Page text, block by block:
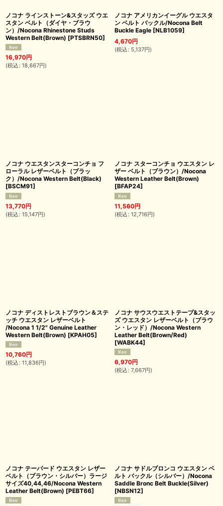
ノコナ ラインストーン&スタッズ ウエ
スタン ベルト（ダイヤ・ブラウ
ン）/Nocona Rhinestone Studs
Western Belt(Brown) [PTSBRN50]
16,970円
(税込 : 18,667円)
ノコナ アメリカンイーグル ウエスタ
ン ベルト バックル/Nocona Belt
Buckle Eagle [NLB1059]
4,670円
(税込 : 5,137円)
ノコナ ウエスタンスターコンチョ フ
ローラル レザーベルト（ブラッ
ク）/Nocona Western Belt(Black)
[BSCM91]
13,770円
(税込 : 15,147円)
ノコナ スターコンチョ ウエスタン レ
ザー ベルト（ブラウン）/Nocona
Western Leather Belt(Brown)
[BFAP24]
11,560円
(税込 : 12,716円)
ノコナ ディストレストブラウン＆ステ
ッチ ウエスタン レザーベルト
/Nocona 1 1/2" Genuine Leather
Western Belt(Brown) [KPAH05]
10,760円
(税込 : 11,836円)
ノコナ サウスウエストテープ&スタッ
ズ ウエスタン レザーベルト（ブラウ
ン・レッド）/Nocona Western
Leather Belt(Brown/Red)
[WABK44]
6,970円
(税込 : 7,667円)
ノコナ テーパード ウエスタン レザー
ベルト（ブラウン・シルバー）ラージ
サイズ40,44,46/Nocona Western
Leather Belt(Brown) [PEBT66]
ノコナ サドルブロンコ ウエスタン ベ
ルト バックル（シルバー）/Nocona
Saddle Bronc Belt Buckle(Silver)
[NBSN12]